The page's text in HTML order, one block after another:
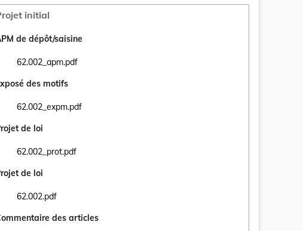
initial
de dépôt/saisine
62.002_apm.pdf
Ouvrir le document 62.002_apm.pdf dans un nouvel onglet
des motifs
62.002_expm.pdf
Ouvrir le document 62.002_expm.pdf dans un nouvel onglet
de loi
62.002_prot.pdf
Ouvrir le document 62.002_prot.pdf dans un nouvel onglet
de loi
62.002.pdf
Ouvrir le document 62.002.pdf dans un nouvel onglet
des articles